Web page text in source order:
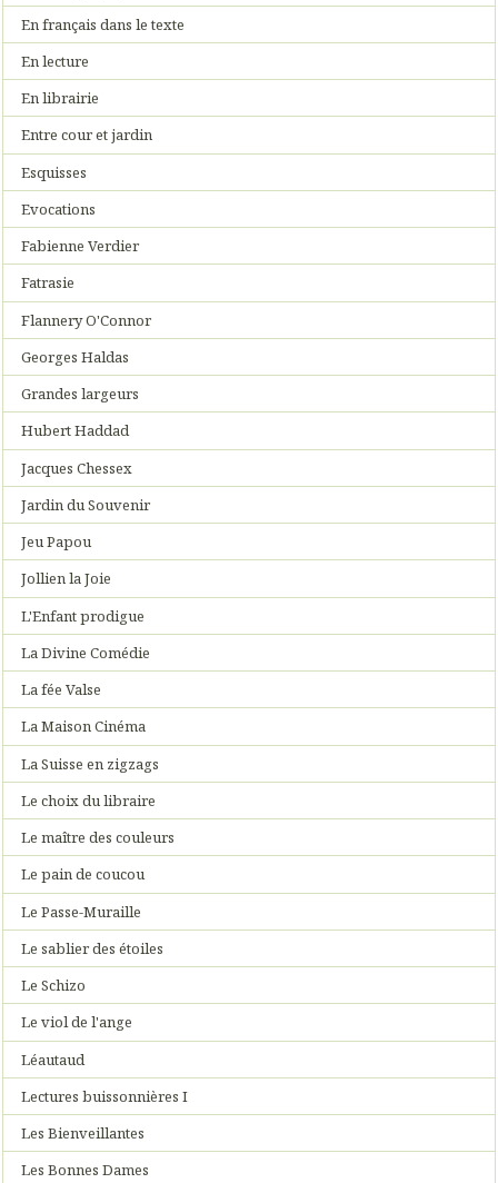
En français dans le texte
En lecture
En librairie
Entre cour et jardin
Esquisses
Evocations
Fabienne Verdier
Fatrasie
Flannery O'Connor
Georges Haldas
Grandes largeurs
Hubert Haddad
Jacques Chessex
Jardin du Souvenir
Jeu Papou
Jollien la Joie
L'Enfant prodigue
La Divine Comédie
La fée Valse
La Maison Cinéma
La Suisse en zigzags
Le choix du libraire
Le maître des couleurs
Le pain de coucou
Le Passe-Muraille
Le sablier des étoiles
Le Schizo
Le viol de l'ange
Léautaud
Lectures buissonnières I
Les Bienveillantes
Les Bonnes Dames